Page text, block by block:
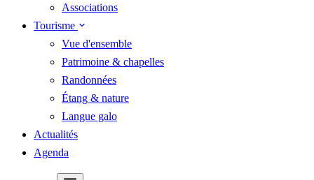
Associations
Tourisme
Vue d'ensemble
Patrimoine & chapelles
Randonnées
Étang & nature
Langue galo
Actualités
Agenda